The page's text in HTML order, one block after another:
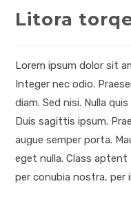
Litora
Lorem ipsum dolor sit
Integer nec odio.
diam. Sed nisi. Nulla
Duis sagittis ipsum.
augue semper porta.
eget nulla. Class
per conubia nostra, per